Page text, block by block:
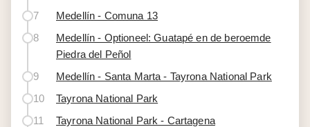
7
Medellín - Comuna 13
8
Medellín - Optioneel: Guatapé en de beroemde
Piedra del Peñol
9
Medellín - Santa Marta - Tayrona National Park
10
Tayrona National Park
11
Tayrona National Park - Cartagena